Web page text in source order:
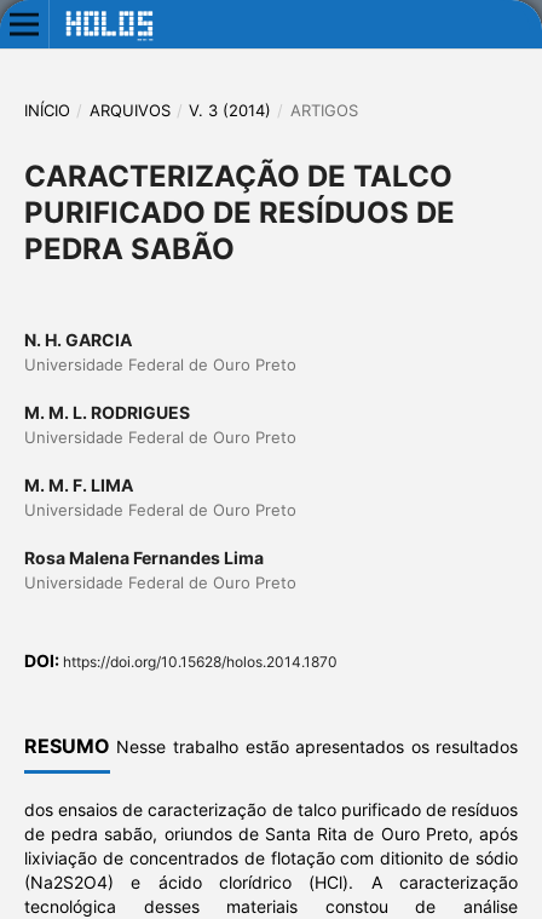
INÍCIO / ARQUIVOS / V. 3 (2014) / ARTIGOS
CARACTERIZAÇÃO DE TALCO
PURIFICADO DE RESÍDUOS DE
PEDRA SABÃO
N. H. GARCIA
Universidade Federal de Ouro Preto
M. M. L. RODRIGUES
Universidade Federal de Ouro Preto
M. M. F. LIMA
Universidade Federal de Ouro Preto
Rosa Malena Fernandes Lima
Universidade Federal de Ouro Preto
DOI: https://doi.org/10.15628/holos.2014.1870
RESUMO Nesse trabalho estão apresentados os resultados
dos ensaios de caracterização de talco purificado de resíduos
de pedra sabão, oriundos de Santa Rita de Ouro Preto, após
lixiviação de concentrados de flotação com ditionito de sódio
(Na2S2O4) e ácido clorídrico (HCl). A caracterização
tecnológica desses materiais constou de análise